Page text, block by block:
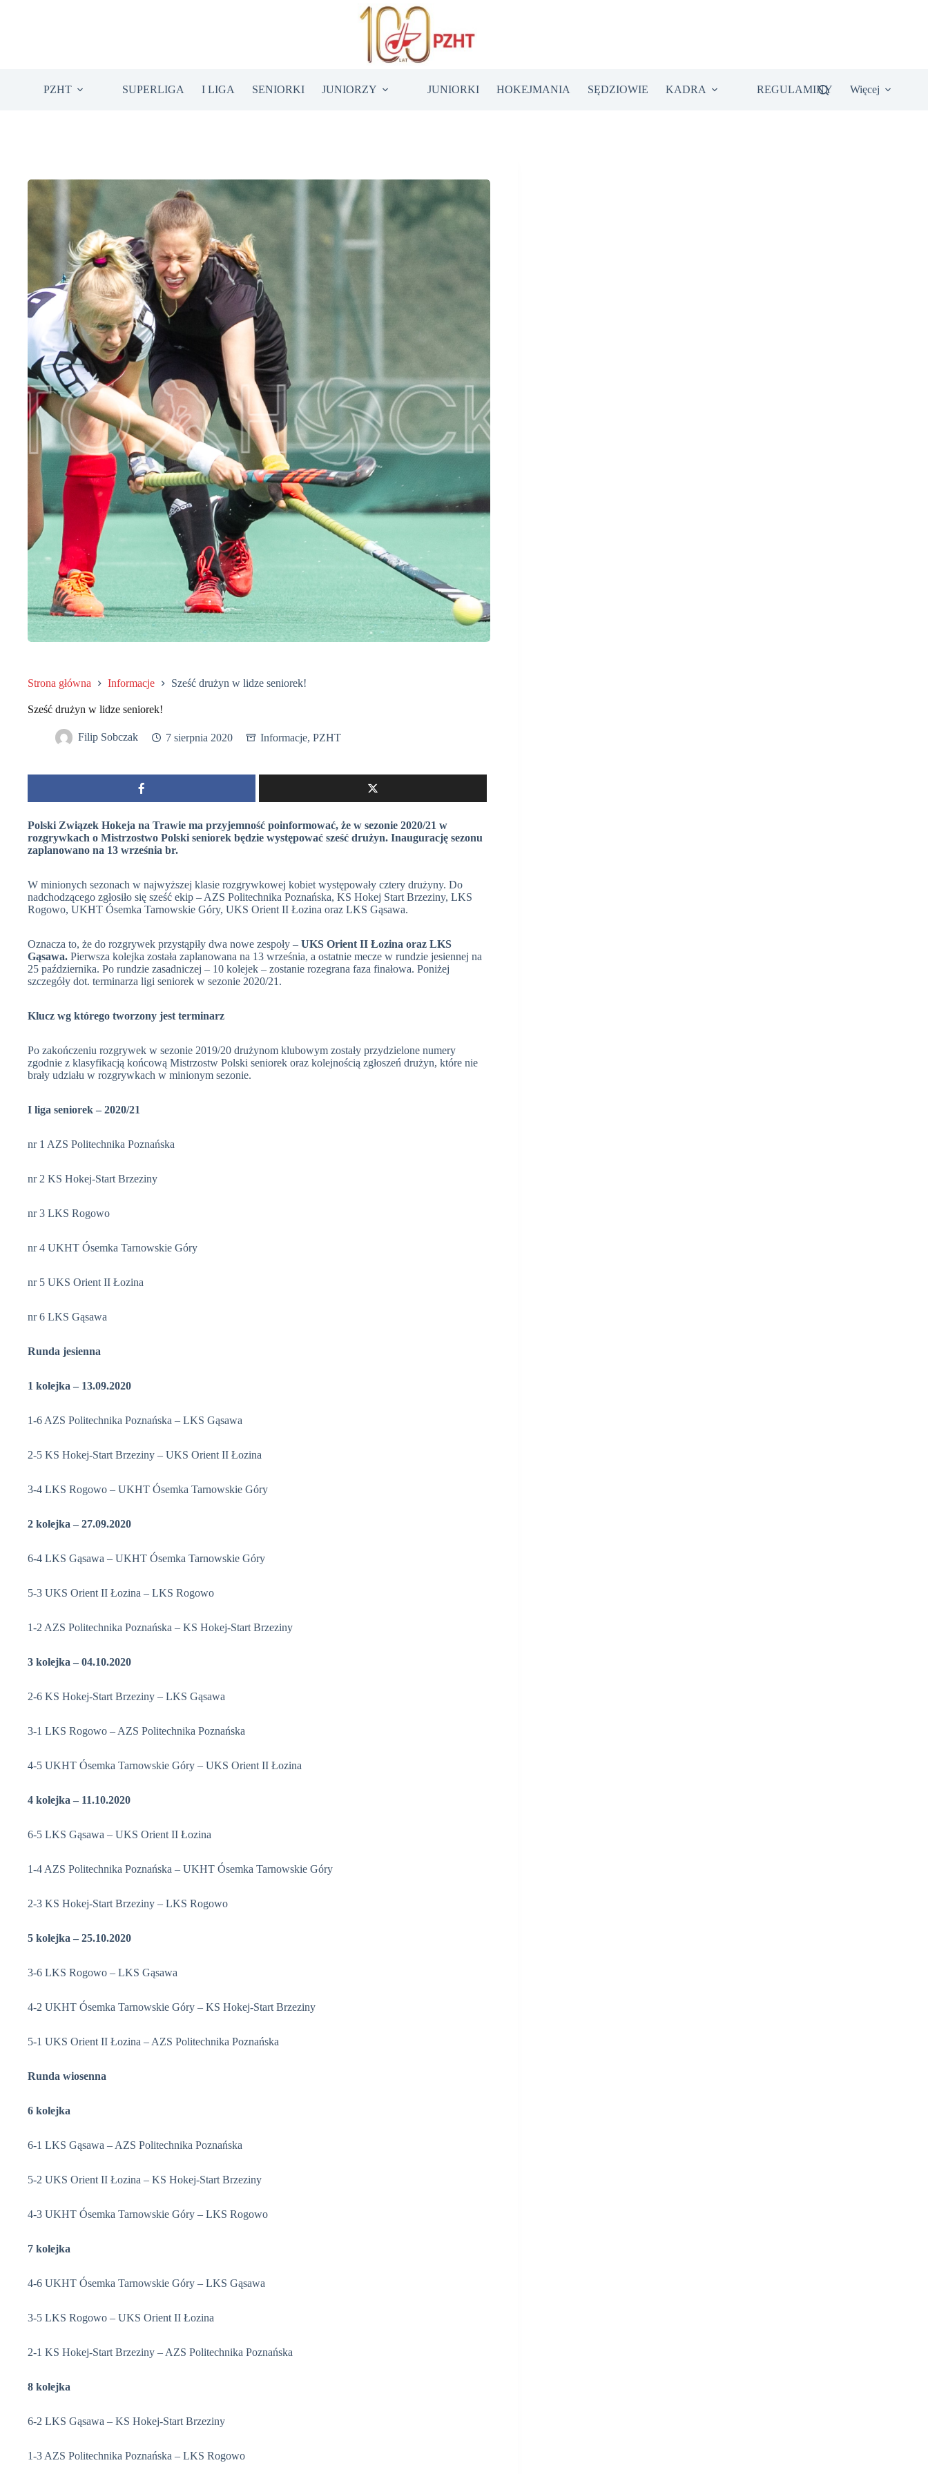
PZHT SUPERLIGA I LIGA SENIORKI JUNIORZY JUNIORKI HOKEJMANIA SĘDZIOWIE KADRA REGULAMINY Więcej
Strona główna Informacje Sześć drużyn w lidze seniorek!
Sześć drużyn w lidze seniorek!
Filip Sobczak 7 sierpnia 2020 Informacje, PZHT
Polski Związek Hokeja na Trawie ma przyjemność poinformować, że w sezonie 2020/21 w
rozgrywkach o Mistrzostwo Polski seniorek będzie występować sześć drużyn. Inaugurację sezonu
zaplanowano na 13 września br.
W minionych sezonach w najwyższej klasie rozgrywkowej kobiet występowały cztery drużyny. Do
nadchodzącego zgłosiło się sześć ekip – AZS Politechnika Poznańska, KS Hokej Start Brzeziny, LKS
Rogowo, UKHT Ósemka Tarnowskie Góry, UKS Orient II Łozina oraz LKS Gąsawa.
Oznacza to, że do rozgrywek przystąpiły dwa nowe zespoły – UKS Orient II Łozina oraz LKS
Gąsawa. Pierwsza kolejka została zaplanowana na 13 września, a ostatnie mecze w rundzie jesiennej na
25 października. Po rundzie zasadniczej – 10 kolejek – zostanie rozegrana faza finałowa. Poniżej
szczegóły dot. terminarza ligi seniorek w sezonie 2020/21.
Klucz wg którego tworzony jest terminarz
Po zakończeniu rozgrywek w sezonie 2019/20 drużynom klubowym zostały przydzielone numery
zgodnie z klasyfikacją końcową Mistrzostw Polski seniorek oraz kolejnością zgłoszeń drużyn, które nie
brały udziału w rozgrywkach w minionym sezonie.
I liga seniorek – 2020/21
nr 1 AZS Politechnika Poznańska
nr 2 KS Hokej-Start Brzeziny
nr 3 LKS Rogowo
nr 4 UKHT Ósemka Tarnowskie Góry
nr 5 UKS Orient II Łozina
nr 6 LKS Gąsawa
Runda jesienna
1 kolejka – 13.09.2020
1-6 AZS Politechnika Poznańska – LKS Gąsawa
2-5 KS Hokej-Start Brzeziny – UKS Orient II Łozina
3-4 LKS Rogowo – UKHT Ósemka Tarnowskie Góry
2 kolejka – 27.09.2020
6-4 LKS Gąsawa – UKHT Ósemka Tarnowskie Góry
5-3 UKS Orient II Łozina – LKS Rogowo
1-2 AZS Politechnika Poznańska – KS Hokej-Start Brzeziny
3 kolejka – 04.10.2020
2-6 KS Hokej-Start Brzeziny – LKS Gąsawa
3-1 LKS Rogowo – AZS Politechnika Poznańska
4-5 UKHT Ósemka Tarnowskie Góry – UKS Orient II Łozina
4 kolejka – 11.10.2020
6-5 LKS Gąsawa – UKS Orient II Łozina
1-4 AZS Politechnika Poznańska – UKHT Ósemka Tarnowskie Góry
2-3 KS Hokej-Start Brzeziny – LKS Rogowo
5 kolejka – 25.10.2020
3-6 LKS Rogowo – LKS Gąsawa
4-2 UKHT Ósemka Tarnowskie Góry – KS Hokej-Start Brzeziny
5-1 UKS Orient II Łozina – AZS Politechnika Poznańska
Runda wiosenna
6 kolejka
6-1 LKS Gąsawa – AZS Politechnika Poznańska
5-2 UKS Orient II Łozina – KS Hokej-Start Brzeziny
4-3 UKHT Ósemka Tarnowskie Góry – LKS Rogowo
7 kolejka
4-6 UKHT Ósemka Tarnowskie Góry – LKS Gąsawa
3-5 LKS Rogowo – UKS Orient II Łozina
2-1 KS Hokej-Start Brzeziny – AZS Politechnika Poznańska
8 kolejka
6-2 LKS Gąsawa – KS Hokej-Start Brzeziny
1-3 AZS Politechnika Poznańska – LKS Rogowo